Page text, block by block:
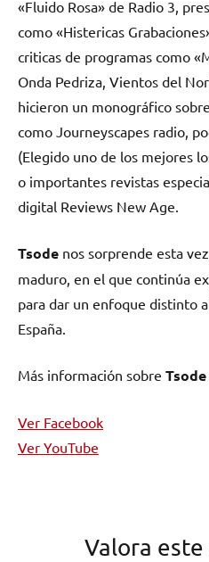
«Fluido Rosa» de Radio 3,
como «Histericas
criticas de programas como
Onda Pedriza, Vientos del
hicieron un monográfico
como Journeyscapes radio,
(Elegido uno de los mejores
o importantes revistas
digital Reviews New Age.
Tsode nos sorprende esta
maduro, en el que continúa
para dar un enfoque distinto
España.
Más información sobre Tsode
Ver Facebook
Ver YouTube
Valora